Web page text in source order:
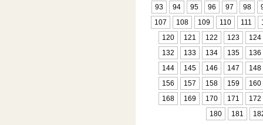
93
94 95 96 97 98
107
108 109 110 111
120
121 122 123
124
132
133 134 135
136
144
145 146 147
148
156
157 158 159
160
168
169 170 171
172
180
181